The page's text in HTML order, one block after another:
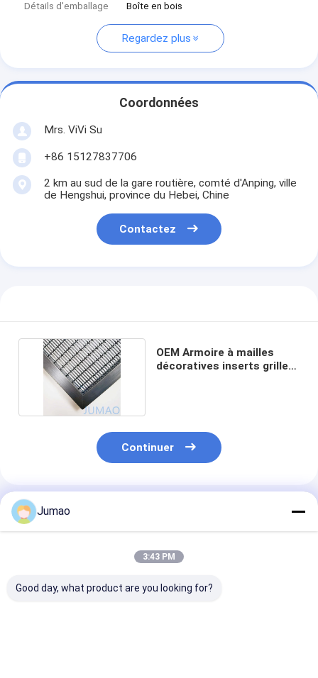
Détails d'emballage
Boîte en bois
Regardez plus
Coordonnées
Mrs. ViVi Su
+86 15127837706
2 km au sud de la gare routière, comté d'Anping, ville
de Hengshui, province du Hebei, Chine
Contactez
OEM Armoire à mailles
décoratives inserts grille
Continuer
Produits Recommandés
Jumao
3:43 PM
Good day, what product are you looking for?